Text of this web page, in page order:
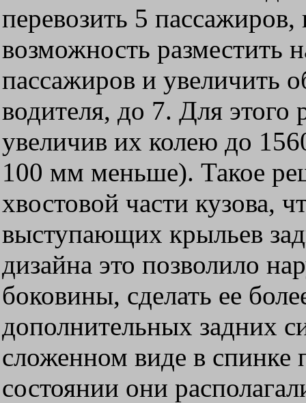
перевозить 5
возможность разместить
пассажиров и увеличить
водителя, до 7. Для этого
увеличив их колею до
100 мм меньше). Такое
хвостовой части кузова,
выступающих крыльев
дизайна это позволило
боковины, сделать ее
дополнительных задних
сложенном виде в спинке
состоянии они